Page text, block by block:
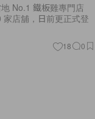
No.1 鐵板雞專門店
家店舖，日前更正式登
18 0